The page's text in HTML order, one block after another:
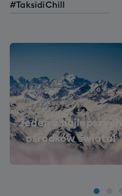
#TaksidiChill
Jeden z najlepszych
ośrodków świata!